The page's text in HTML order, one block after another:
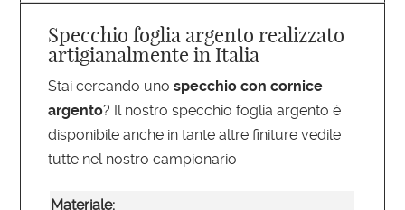
Specchio foglia argento realizzato
artigianalmente in Italia
Stai cercando unospecchio con cornice
argento? Il nostro specchio foglia argento è
disponibile anche in tante altre finiture vedile
tutte nel nostro campionario
Materiale: